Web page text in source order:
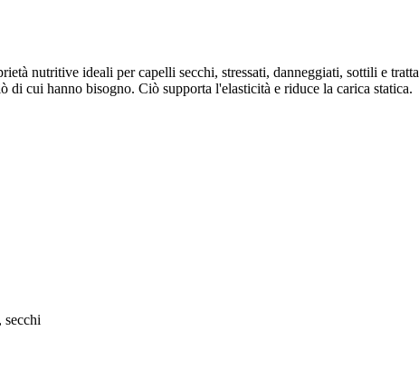
nutritive ideali per capelli secchi, stressati, danneggiati, sottili e
cui hanno bisogno. Ciò supporta l'elasticità e riduce la carica statica.
secchi